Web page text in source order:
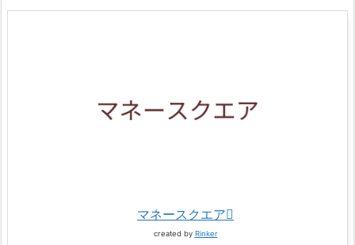
マネースクエア
created by Rinker